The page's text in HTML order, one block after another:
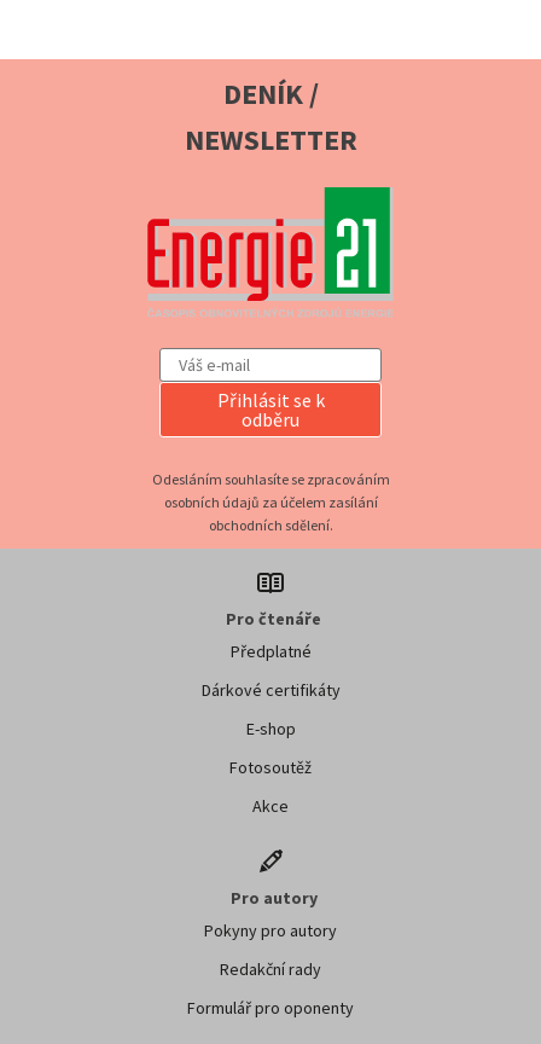
DENÍK /
NEWSLETTER
Přihlásit se k
odběru
Odesláním souhlasíte se zpracováním
osobních údajů za účelem zasílání
obchodních sdělení.
Pro čtenáře
Předplatné
Dárkové certifikáty
E-shop
Fotosoutěž
Akce
Pro autory
Pokyny pro autory
Redakční rady
Formulář pro oponenty